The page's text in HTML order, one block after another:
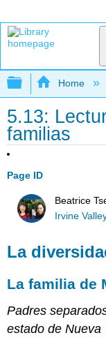
Expand/
Home
5.13:
familias
Page ID
Beatrice
Irvine
La
La familia de
Padres
estado de Nueva